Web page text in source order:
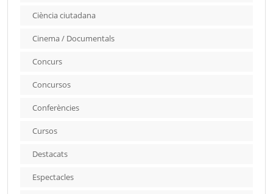
Ciència ciutadana
Cinema / Documentals
Concurs
Concursos
Conferències
Cursos
Destacats
Espectacles